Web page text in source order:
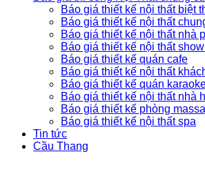
Báo giá thiết kế nội thất biệt
Báo giá thiết kế nội thất
Báo giá thiết kế nội thất nhà
Báo giá thiết kế nội thất
Báo giá thiết kế quán cafe
Báo giá thiết kế nội thất
Báo giá thiết kế quán
Báo giá thiết kế nội thất nhà
Báo giá thiết kế phòng
Báo giá thiết kế nội thất spa
Tin tức
Cầu Thang